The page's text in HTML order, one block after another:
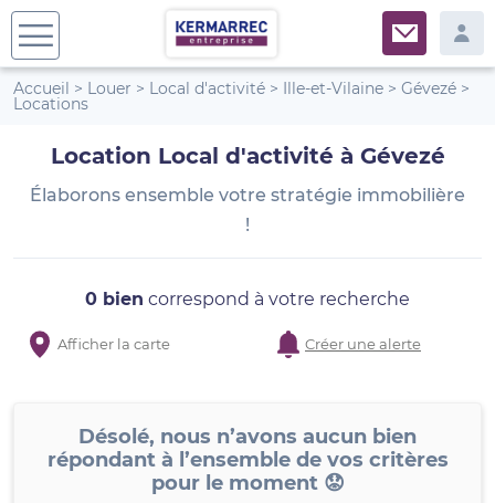
Accueil > Louer > Local d'activité > Ille-et-Vilaine > Gévezé >
Locations
Location Local d'activité à Gévezé
Élaborons ensemble votre stratégie immobilière
!
0 bien correspond à votre recherche
Afficher la carte Créer une alerte
Désolé, nous n’avons aucun bien
répondant à l’ensemble de vos critères
pour le moment 😟